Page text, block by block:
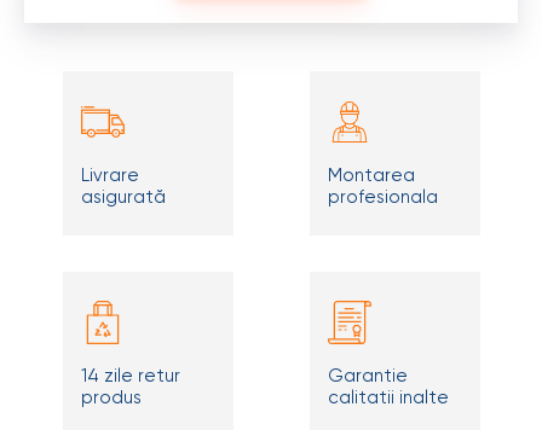
Livrare
asigurată
Montarea
profesionala
14 zile retur
produs
Garantie
calitatii inalte